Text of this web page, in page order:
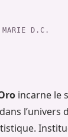
MARIE D.C.
incarne le
l’univers